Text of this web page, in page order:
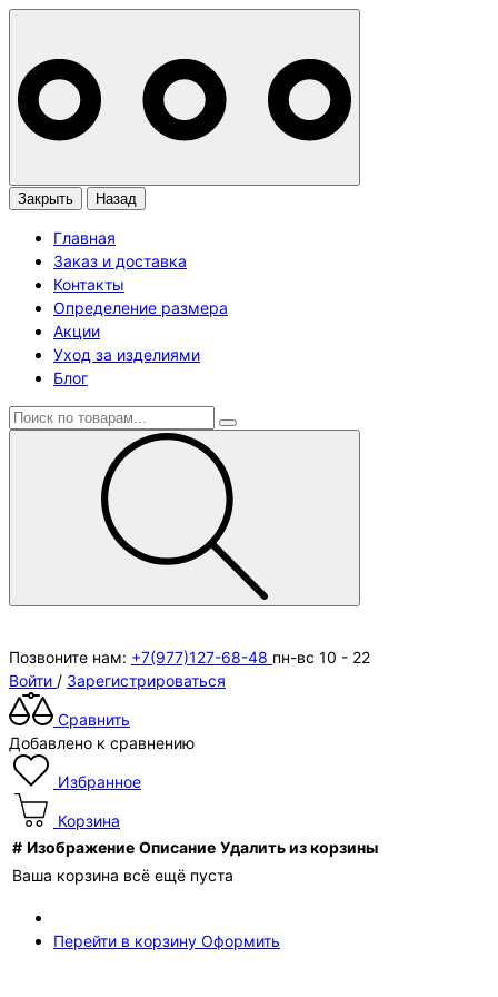
Закрыть Назад
Главная
Заказ и доставка
Контакты
Определение размера
Акции
Уход за изделиями
Блог
Позвоните нам: +7(977)127-68-48 пн-вс 10 - 22
Войти / Зарегистрироваться
Сравнить
Добавлено к сравнению
Избранное
Корзина
# Изображение Описание Удалить из корзины
Ваша корзина всё ещё пуста
Перейти в корзину Оформить